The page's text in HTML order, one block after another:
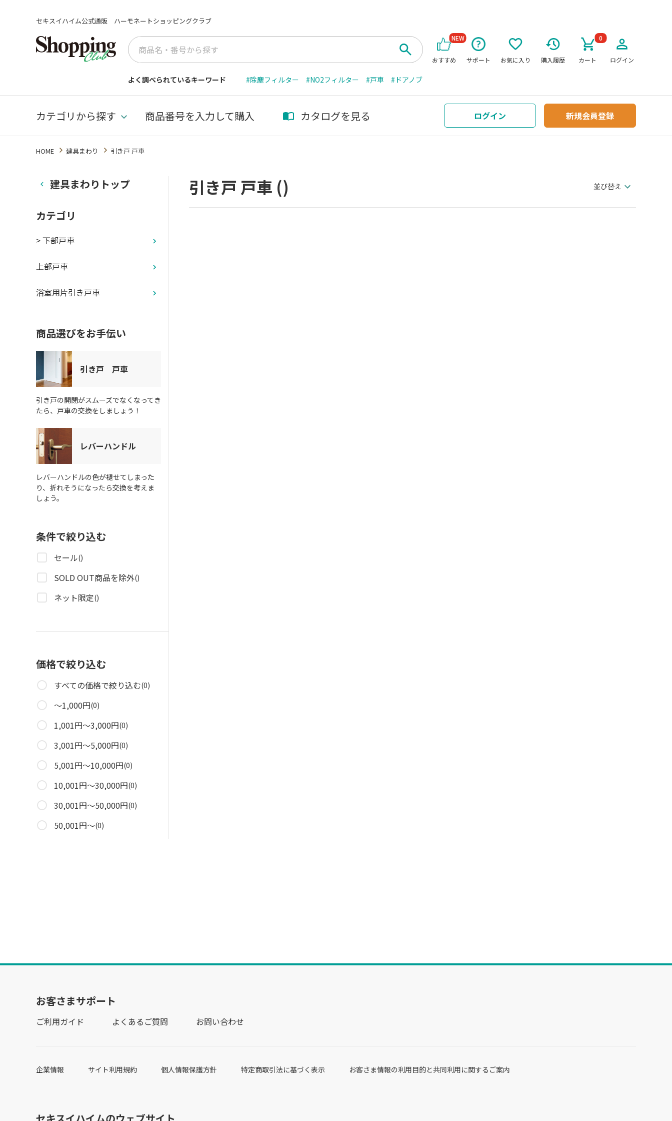
セキスイハイム公式通販 ハーモネートショッピングクラブ
おすすめ
NEW
サポート お気に入り 購入履歴 カート
0
ログイン
よく調べられているキーワード #除塵フィルター #NO2フィルター #戸車 #ドアノブ
カテゴリから探す 商品番号を入力して購入 カタログを見る ログイン 新規会員登録
HOME 建具まわり 引き戸 戸車
引き戸 戸車 () 並び替え
建具まわりトップ
カテゴリ
> 下部戸車
上部戸車
浴室用片引き戸車
商品選びをお手伝い
引き戸 戸車
引き戸の開閉がスムーズでなくなってき
たら、戸車の交換をしましょう！
レバーハンドル
レバーハンドルの色が褪せてしまった
り、折れそうになったら交換を考えま
しょう。
条件で絞り込む
セール()
SOLD OUT商品を除外()
ネット限定()
価格で絞り込む
すべての価格で絞り込む(0)
～1,000円(0)
1,001円～3,000円(0)
3,001円～5,000円(0)
5,001円～10,000円(0)
10,001円～30,000円(0)
30,001円～50,000円(0)
50,001円～(0)
お客さまサポート
ご利用ガイド よくあるご質問 お問い合わせ
企業情報 サイト利用規約 個人情報保護方針 特定商取引法に基づく表示 お客さま情報の利用目的と共同利用に関するご案内